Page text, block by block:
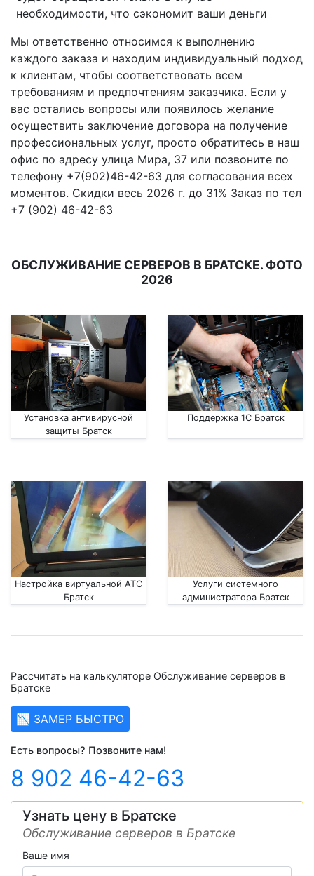
необходимости, что сэкономит ваши деньги
Мы ответственно относимся к выполнению
каждого заказа и находим индивидуальный подход
к клиентам, чтобы соответствовать всем
требованиям и предпочтениям заказчика. Если у
вас остались вопросы или появилось желание
осуществить заключение договора на получение
профессиональных услуг, просто обратитесь в наш
офис по адресу улица Мира, 37 или позвоните по
телефону +7(902)46-42-63 для согласования всех
моментов. Скидки весь 2026 г. до 31% Заказ по тел
+7 (902) 46-42-63
ОБСЛУЖИВАНИЕ СЕРВЕРОВ В БРАТСКЕ. ФОТО
2026
Установка антивирусной
защиты Братск
Поддержка 1С Братск
Настройка виртуальной АТС
Братск
Услуги системного
администратора Братск
Рассчитать на калькуляторе Обслуживание серверов в
Братске
📉 ЗАМЕР БЫСТРО
Есть вопросы? Позвоните нам!
8 902 46-42-63
Узнать цену в Братске
Обслуживание серверов в Братске
Ваше имя